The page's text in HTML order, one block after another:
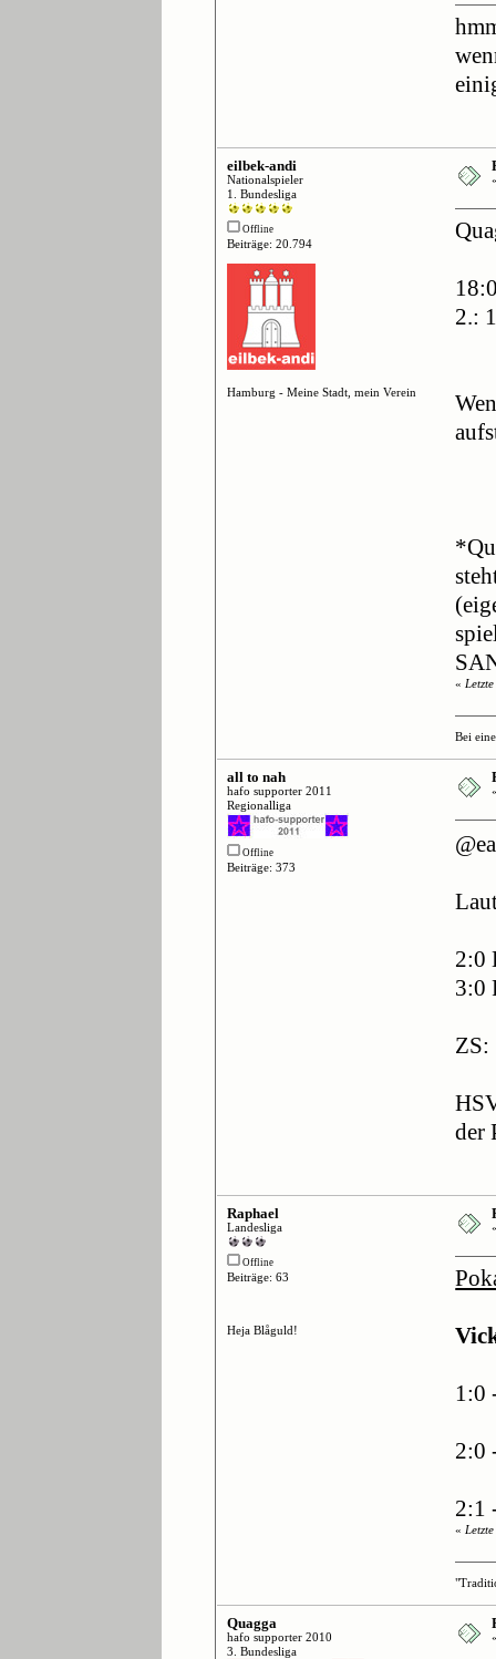
eilbek-andi
Nationalspieler
1. Bundesliga
Offline
Beiträge: 20.794
Hamburg - Meine Stadt, mein Verein
2.:
«
Bei
all to nah
hafo supporter 2011
Regionalliga
Offline
Beiträge: 373
2:0
3:0
ZS:
der
Raphael
Landesliga
Offline
Beiträge: 63
Heja Blåguld!
1:0
2:0
2:1
«
Quagga
hafo supporter 2010
3. Bundesliga